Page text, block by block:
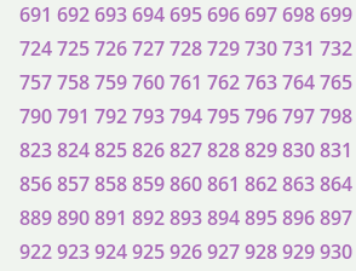
691 692693694695696697698699
724725726727728729730731 732
757758759760761 762763764765
790791 792793794795796797798
823824825826827828829830831
856857858859860861 862863864
889890891 892893894895896897
922923924925926927928929930